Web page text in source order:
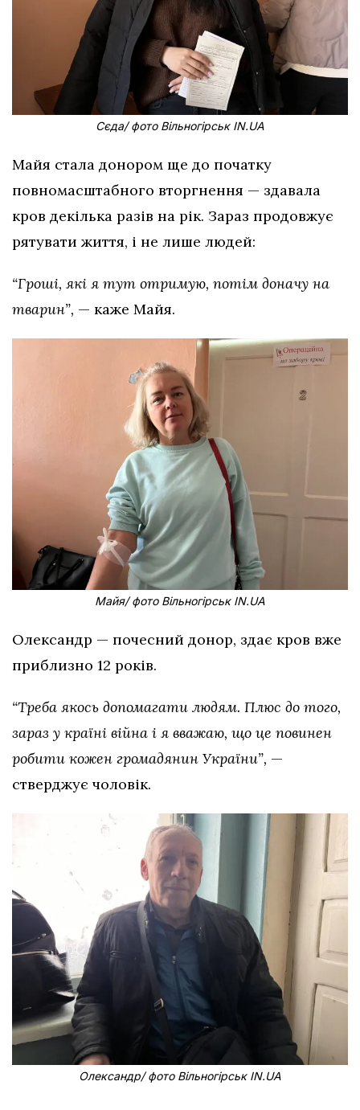
Сєда/ фото Вільногірськ IN.UA
Майя стала донором ще до початку
повномасштабного вторгнення — здавала
кров декілька разів на рік. Зараз продовжує
рятувати життя, і не лише людей:
“Гроші, які я тут отримую, потім доначу на
тварин”, — каже Майя.
Майя/ фото Вільногірськ IN.UA
Олександр — почесний донор, здає кров вже
приблизно 12 років.
“Треба якось допомагати людям. Плюс до того,
зараз у країні війна і я вважаю, що це повинен
робити кожен громадянин України”, —
стверджує чоловік.
Олександр/ фото Вільногірськ IN.UA